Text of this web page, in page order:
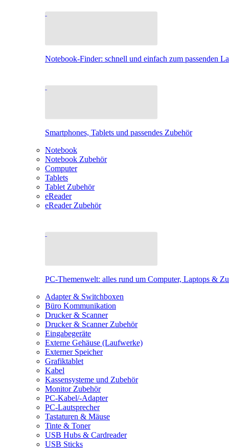
Notebook-Finder: schnell und einfach zum passenden
Smartphones, Tablets und passendes Zubehör
Notebook
Notebook Zubehör
Computer
Tablets
Tablet Zubehör
eReader
eReader Zubehör
PC-Themenwelt: alles rund um Computer, Laptops &
Adapter & Switchboxen
Büro Kommunikation
Drucker & Scanner
Drucker & Scanner Zubehör
Eingabegeräte
Externe Gehäuse (Laufwerke)
Externer Speicher
Grafiktablet
Kabel
Kassensysteme und Zubehör
Monitor Zubehör
PC-Kabel/-Adapter
PC-Lautsprecher
Tastaturen & Mäuse
Tinte & Toner
USB Hubs & Cardreader
USB Sticks